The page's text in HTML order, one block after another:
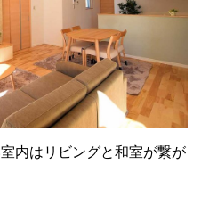
内はリビングと和室が繋が